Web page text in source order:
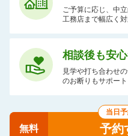
ご予算に応じ、中
工務店まで幅広く
相談後も安
見学や打ち合わせ
のお断りもサポート
当日
無料 予約